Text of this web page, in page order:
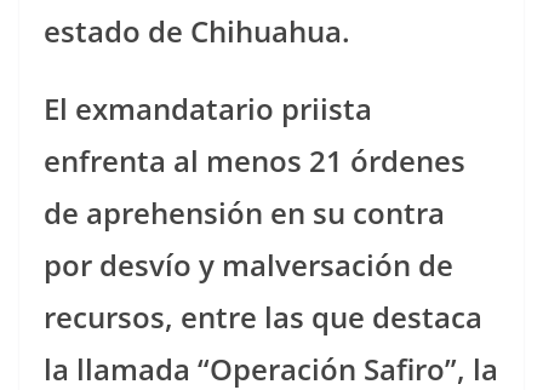
estado de Chihuahua.
El exmandatario priista
enfrenta al menos 21 órdenes
de aprehensión en su contra
por desvío y malversación de
recursos, entre las que destaca
la llamada “Operación Safiro”, la